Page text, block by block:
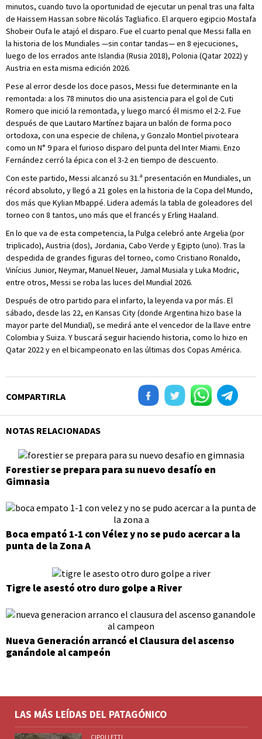
minutos, cuando tuvo la oportunidad de ejecutar un penal tras una falta
de Haissem Hassan sobre Nicolás Tagliafico. El arquero egipcio Mostafa
Shobeir Oufa le atajó el disparo. Fue el cuarto penal que Messi falla en
la historia de los Mundiales —sin contar tandas— en 8 ejecuciones,
luego de los errados ante Islandia (Rusia 2018), Polonia (Qatar 2022) y
Austria en esta misma edición 2026.
Pese al error desde los doce pasos, Messi fue determinante en la
remontada: a los 78 minutos dio una asistencia para el gol de Cuti
Romero que inició la remontada, y luego marcó él mismo el 2-2. Fue
después de que Lautaro Martínez bajara un balón de forma poco
ortodoxa, con una especie de chilena, y Gonzalo Montiel pivoteara
como un N° 9 para el furioso disparo del punta del Inter Miami. Enzo
Fernández cerró la épica con el 3-2 en tiempo de descuento.
Con este partido, Messi alcanzó su 31.ª presentación en Mundiales, un
récord absoluto, y llegó a 21 goles en la historia de la Copa del Mundo,
dos más que Kylian Mbappé. Lidera además la tabla de goleadores del
torneo con 8 tantos, uno más que el francés y Erling Haaland.
En lo que va de esta competencia, la Pulga celebró ante Argelia (por
triplicado), Austria (dos), Jordania, Cabo Verde y Egipto (uno). Tras la
despedida de grandes figuras del torneo, como Cristiano Ronaldo,
Vinícius Junior, Neymar, Manuel Neuer, Jamal Musiala y Luka Modric,
entre otros, Messi se roba las luces del Mundial 2026.
Después de otro partido para el infarto, la leyenda va por más. El
sábado, desde las 22, en Kansas City (donde Argentina hizo base la
mayor parte del Mundial), se medirá ante el vencedor de la llave entre
Colombia y Suiza. Y buscará seguir haciendo historia, como lo hizo en
Qatar 2022 y en el bicampeonato en las últimas dos Copas América.
COMPARTIRLA
NOTAS RELACIONADAS
Forestier se prepara para su nuevo desafío en
Gimnasia
Boca empató 1-1 con Vélez y no se pudo acercar a la
punta de la Zona A
Tigre le asestó otro duro golpe a River
Nueva Generación arrancó el Clausura del ascenso
ganándole al campeón
LAS MÁS LEÍDAS DEL PATAGÓNICO